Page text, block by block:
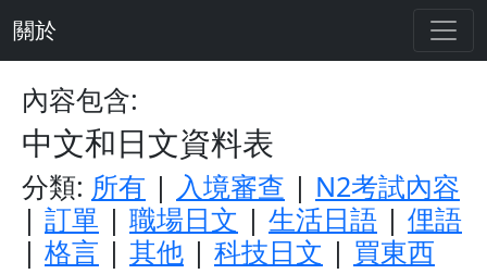
關於
內容包含:
中文和日文資料表
分類: 所有 | 入境審查 | N2考試內容
| 訂單 | 職場日文 | 生活日語 | 俚語
| 格言 | 其他 | 科技日文 | 買東西